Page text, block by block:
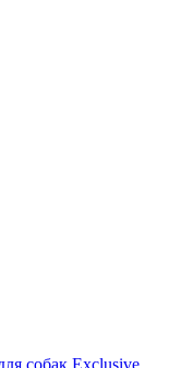
собак Exclusive